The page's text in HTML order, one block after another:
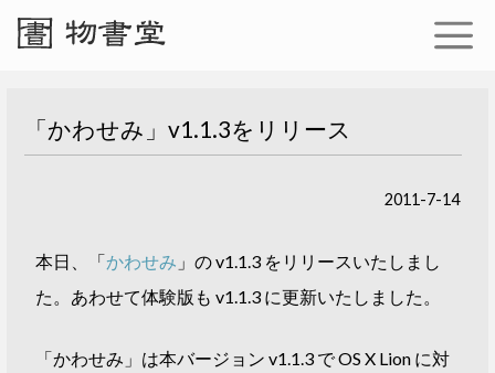
「かわせみ」v1.1.3をリリース
2011-7-14
本日、「かわせみ 」の v1.1.3 をリリースいたしまし
た。あわせて体験版も v1.1.3 に更新いたしました。
「かわせみ」は本バージョン v1.1.3 で OS X Lion に対